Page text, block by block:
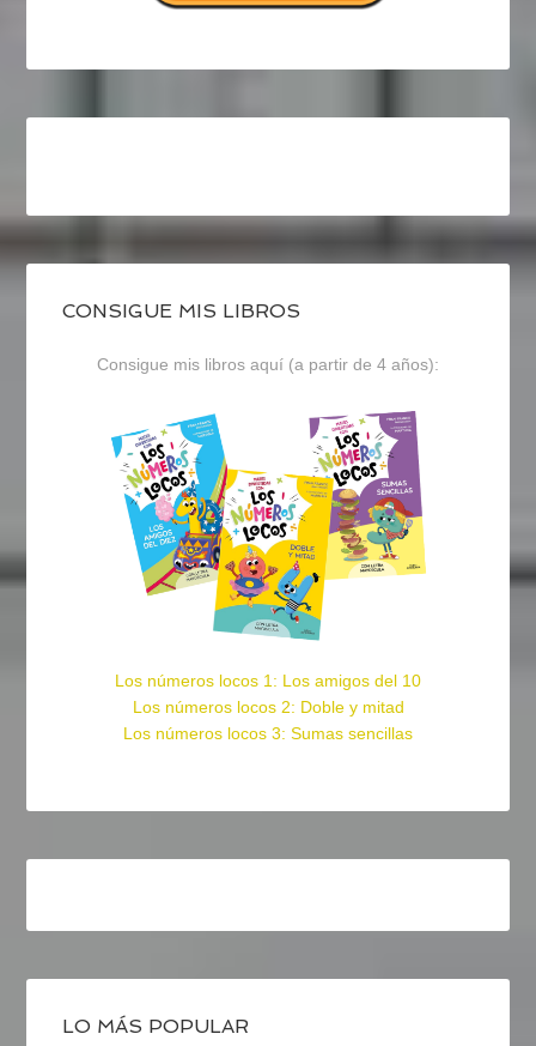
CONSIGUE MIS LIBROS
Consigue mis libros aquí (a partir de 4 años):
Los números locos 1: Los amigos del 10
Los números locos 2: Doble y mitad
Los números locos 3: Sumas sencillas
LO MÁS POPULAR